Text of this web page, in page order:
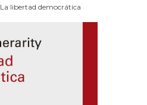
La libertad democrática